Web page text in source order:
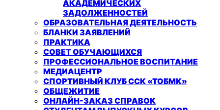
АКАДЕМИЧЕСКИХ
ЗАДОЛЖЕННОСТЕЙ
ОБРАЗОВАТЕЛЬНАЯ ДЕЯТЕЛЬНОСТЬ
БЛАНКИ ЗАЯВЛЕНИЙ
ПРАКТИКА
СОВЕТ ОБУЧАЮЩИХСЯ
ПРОФЕССИОНАЛЬНОЕ ВОСПИТАНИЕ
МЕДИАЦЕНТР
СПОРТИВНЫЙ КЛУБ ССК «ТОБМК»
ОБЩЕЖИТИЕ
ОНЛАЙН-ЗАКАЗ СПРАВОК